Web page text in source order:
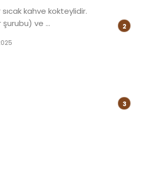
kahve kokteylidir.
ve ...